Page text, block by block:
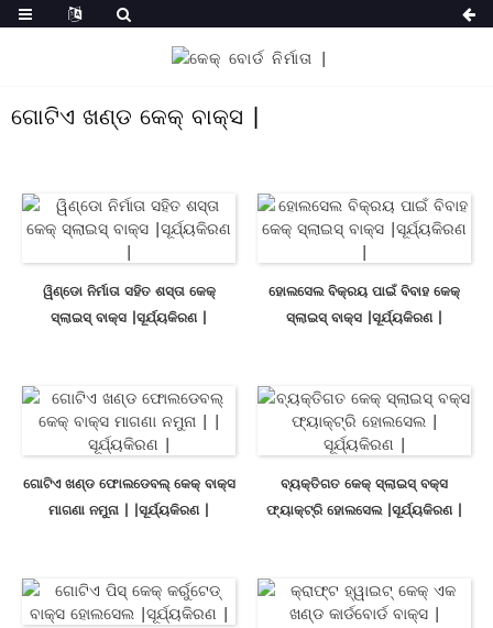
ଗୋଟିଏ ଖଣ୍ଡ କେକ୍ ବାକ୍ସ |
ୱିଣ୍ଡୋ ନିର୍ମାତା ସହିତ ଶସ୍ତା କେକ୍
ସ୍ଲାଇସ୍ ବାକ୍ସ |ସୂର୍ଯ୍ୟକିରଣ |
ହୋଲସେଲ ବିକ୍ରୟ ପାଇଁ ବିବାହ କେକ୍
ସ୍ଲାଇସ୍ ବାକ୍ସ |ସୂର୍ଯ୍ୟକିରଣ |
ଗୋଟିଏ ଖଣ୍ଡ ଫୋଲଡେବଲ୍ କେକ୍ ବାକ୍ସ
ମାଗଣା ନମୁନା | |ସୂର୍ଯ୍ୟକିରଣ |
ବ୍ୟକ୍ତିଗତ କେକ୍ ସ୍ଲାଇସ୍ ବକ୍ସ
ଫ୍ୟାକ୍ଟ୍ରି ହୋଲସେଲ |ସୂର୍ଯ୍ୟକିରଣ |